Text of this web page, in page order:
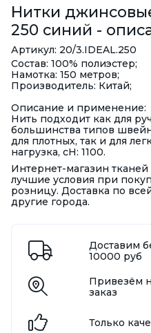
Нитки
250 синий -
Артикул: 20/3.IDEAL.250
Состав: 100% полиэстер;
Намотка: 150 метров;
Производитель: Китай;
Описание и применение:
Нить подходит как для
большинства типов
для плотных, так и для
нагрузка, сН: 1100.
Интернет-магазин
лучшие условия при
розницу. Доставка по
другие города.
Доставим
10000 руб
Привезём
заказ
Только